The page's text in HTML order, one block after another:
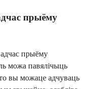
прыёму
прыёму
можа павялічыць
вы можаце адчуваць